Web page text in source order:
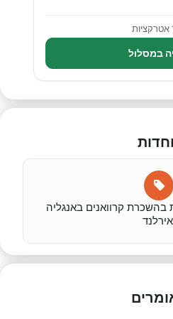
במסלול
קרוואנים באנגליה